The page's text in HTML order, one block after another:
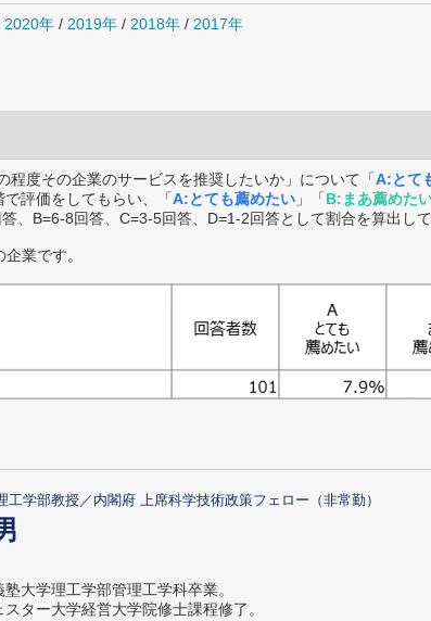
2020年 / 2019年 / 2018年 / 2017年
程度その企業のサービスを推奨したいか」について「A:とて
で評価をしてもらい、「A:とても薦めたい 」「B:まあ薦めた
、B=6-8回答、C=3-5回答、D=1-2回答として割合を算出して
業です。
工学部教授／内閣府 上席科学技術政策フェロー（非常勤）
大学理工学部管理工学科卒業。
ター大学経営大学院修士課程修了。